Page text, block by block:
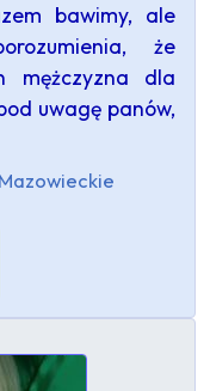
bawimy, ale
że
mężczyzna dla
uwagę panów,
Mazowieckie